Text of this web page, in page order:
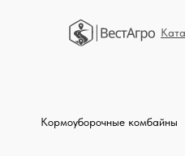
Кормоуборочные комбайны